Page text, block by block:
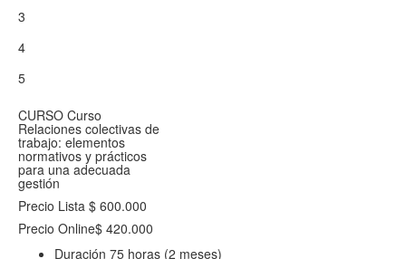
3
4
5
CURSO Curso
Relaciones colectivas de
trabajo: elementos
normativos y prácticos
para una adecuada
gestión
Precio Lista $ 600.000
Precio Online$ 420.000
Duración 75 horas (2 meses)